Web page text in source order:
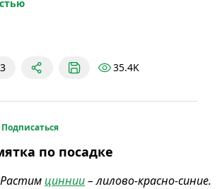
еще достаточно
посадке и в уходе.
достойный цветок, надо знать
цинии и стараться
3 35.4K
Подписаться
по посадке
Растимциннии– лилово-красно-синие.